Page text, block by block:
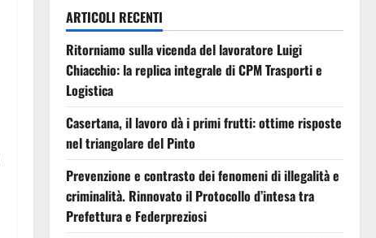
ARTICOLI RECENTI
Ritorniamo sulla vicenda del lavoratore Luigi
Chiacchio: la replica integrale di CPM Trasporti e
Logistica
Casertana, il lavoro dà i primi frutti: ottime risposte
nel triangolare del Pinto
Prevenzione e contrasto dei fenomeni di illegalità e
criminalità. Rinnovato il Protocollo d’intesa tra
Prefettura e Federpreziosi